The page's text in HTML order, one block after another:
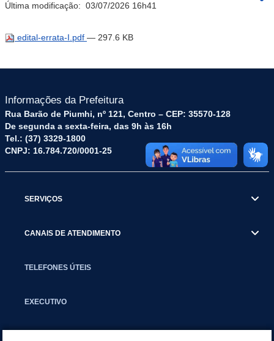
Última modificação: 03/07/2026 16h41
edital-errata-I.pdf — 297.6 KB
Informações da Prefeitura
Rua Barão de Piumhi, nº 121, Centro – CEP: 35570-128
De segunda a sexta-feira, das 9h às 16h
Tel.: (37) 3329-1800
CNPJ: 16.784.720/0001-25
SERVIÇOS
CANAIS DE ATENDIMENTO
TELEFONES ÚTEIS
EXECUTIVO